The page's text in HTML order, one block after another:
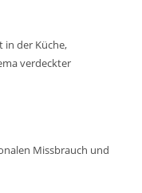
in der Küche,
verdeckter
Missbrauch und